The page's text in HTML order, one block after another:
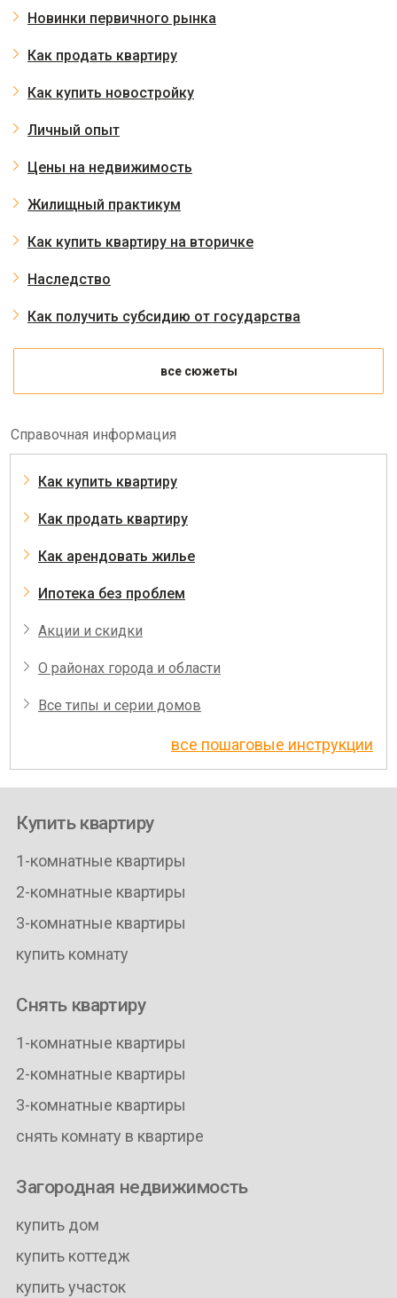
Новинки первичного рынка
Как продать квартиру
Как купить новостройку
Личный опыт
Цены на недвижимость
Жилищный практикум
Как купить квартиру на вторичке
Наследство
Как получить субсидию от государства
все сюжеты
Справочная информация
Как купить квартиру
Как продать квартиру
Как арендовать жилье
Ипотека без проблем
Акции и скидки
О районах города и области
Все типы и серии домов
все пошаговые инструкции
Купить квартиру
1-комнатные квартиры
2-комнатные квартиры
3-комнатные квартиры
купить комнату
Снять квартиру
1-комнатные квартиры
2-комнатные квартиры
3-комнатные квартиры
снять комнату в квартире
Загородная недвижимость
купить дом
купить коттедж
купить участок